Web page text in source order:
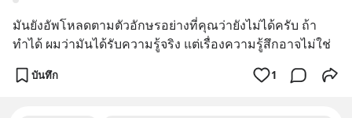
มันยังอัพโหลดตามตัวอักษรอย่างที่คุณว่ายังไม่ได้ครับ ถ้า
ทำได้ ผมว่ามันได้รับความรู้จริง แต่เรื่องความรู้สึกอาจไม่ใช่
บันทึก 1